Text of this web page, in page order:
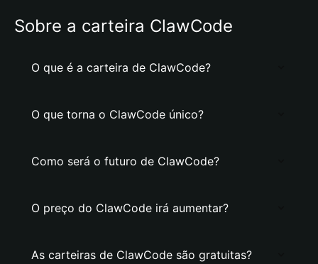
Sobre a carteira ClawCode
O que é a carteira de ClawCode?
O que torna o ClawCode único?
Como será o futuro de ClawCode?
O preço do ClawCode irá aumentar?
As carteiras de ClawCode são gratuitas?